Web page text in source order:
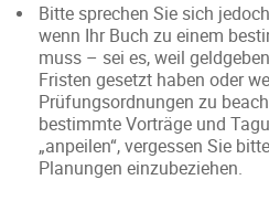
Bitte sprechen Sie sich
wenn Ihr Buch zu einem
muss – sei es, weil
Fristen gesetzt haben oder
Prüfungsordnungen zu
bestimmte Vorträge und
„anpeilen“, vergessen Sie
Planungen einzubeziehen.